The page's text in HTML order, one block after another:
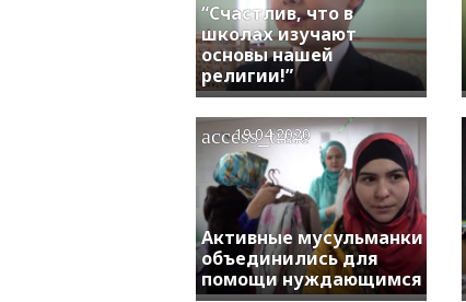
“Счастлив, что в
школах изучают
основы нашей
религии!”
Активные мусульманки
объединились для
помощи нуждающимся
access_time
19.04.2020